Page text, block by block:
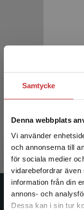
Samtycke
Denna webbplats
Vi använder
och annonserna till
för sociala medier
vidarebefordrar även
information från din
annons- och
Dessa kan i sin tur
Exkl.